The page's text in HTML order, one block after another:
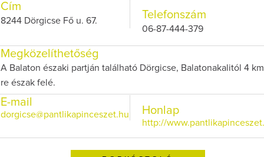
Cím
8244 Dörgicse Fő u. 67. Telefonszám
06-87-444-379
Megközelíthetőség
A Balaton északi partján található Dörgicse, Balatonakalitól 4
re észak felé.
E-mail
dorgicse@pantlikapinceszet.hu Honlap
http://